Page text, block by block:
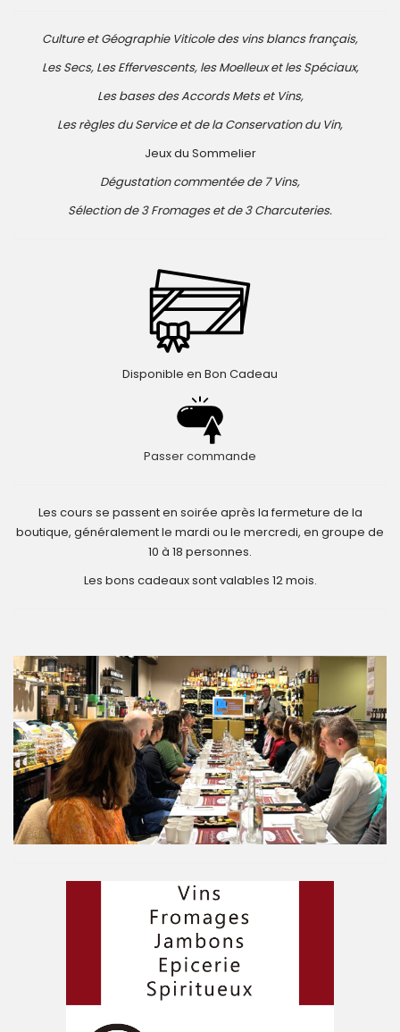
Culture et Géographie Viticole des vins blancs français,
Les Secs, Les Effervescents, les Moelleux et les Spéciaux,
Les bases des Accords Mets et Vins,
Les règles du Service et de la Conservation du Vin,
Jeux du Sommelier
Dégustation commentée de 7 Vins,
Sélection de 3 Fromages et de 3 Charcuteries.
Disponible en Bon Cadeau
Passer commande
Les cours se passent en soirée après la fermeture de la
boutique, généralement le mardi ou le mercredi, en groupe de
10 à 18 personnes.
Les bons cadeaux sont valables 12 mois.